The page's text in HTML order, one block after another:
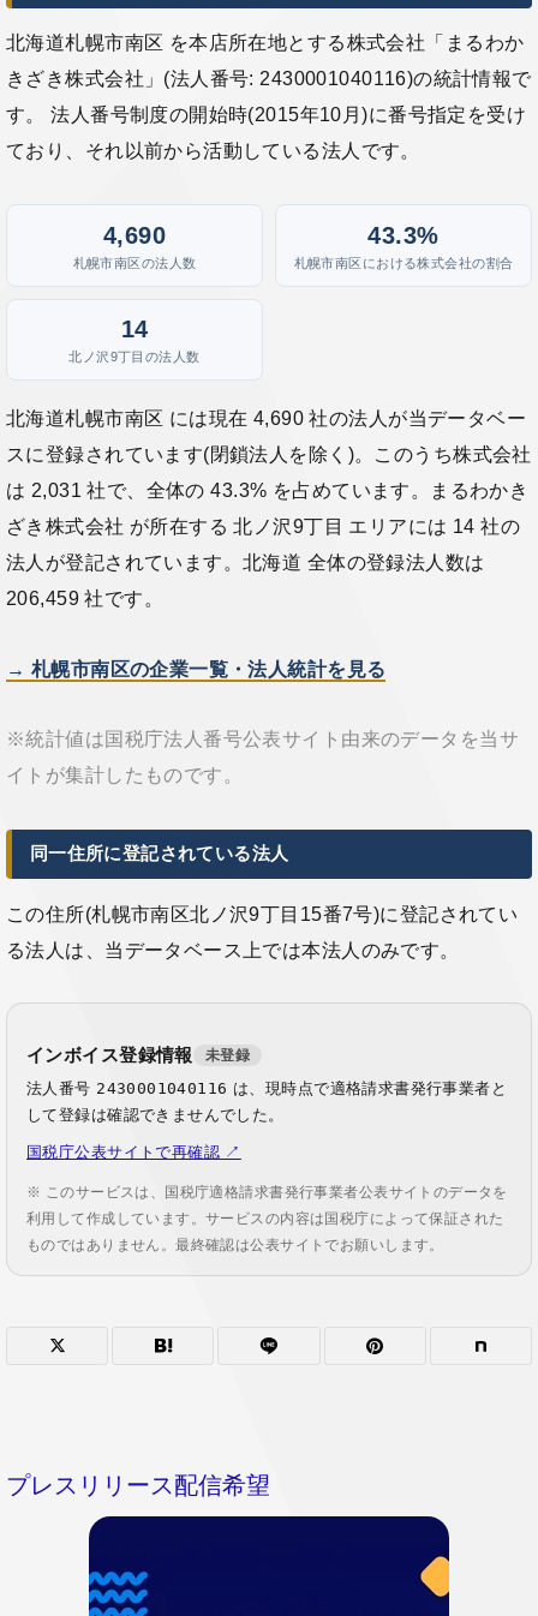
北海道札幌市南区 を本店所在地とする株式会社「まるわか
きざき株式会社」(法人番号: 2430001040116)の統計情報で
す。 法人番号制度の開始時(2015年10月)に番号指定を受け
ており、それ以前から活動している法人です。
4,690
札幌市南区の法人数
43.3%
札幌市南区における株式会社の割合
14
北ノ沢9丁目の法人数
北海道札幌市南区 には現在 4,690 社の法人が当データベー
スに登録されています(閉鎖法人を除く)。このうち株式会社
は 2,031 社で、全体の 43.3% を占めています。まるわかき
ざき株式会社 が所在する 北ノ沢9丁目 エリアには 14 社の
法人が登記されています。北海道 全体の登録法人数は
206,459 社です。
→ 札幌市南区の企業一覧・法人統計を見る
※統計値は国税庁法人番号公表サイト由来のデータを当サ
イトが集計したものです。
同一住所に登記されている法人
この住所(札幌市南区北ノ沢9丁目15番7号)に登記されてい
る法人は、当データベース上では本法人のみです。
インボイス登録情報 未登録
法人番号 2430001040116 は、現時点で適格請求書発行事業者と
して登録は確認できませんでした。
国税庁公表サイトで再確認 ↗
※ このサービスは、国税庁適格請求書発行事業者公表サイトのデータを
利用して作成しています。サービスの内容は国税庁によって保証された
ものではありません。最終確認は公表サイトでお願いします。
プレスリリース配信希望